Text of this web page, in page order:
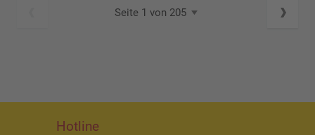
Seite 1 von 205
Hotline